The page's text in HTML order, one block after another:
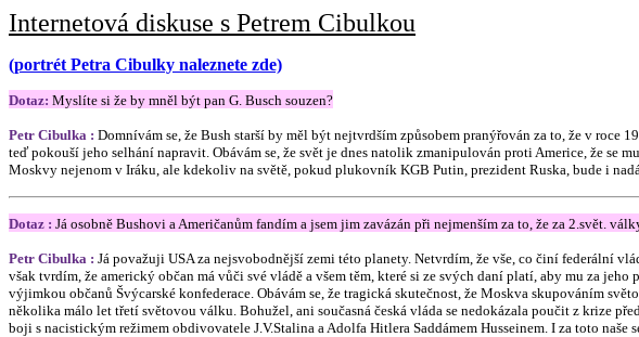
Internetová diskuse s Petrem Cibulkou
(portrét Petra Cibulky naleznete zde)
Dotaz: Myslíte si že by mněl být pan G. Busch souzen?
Petr Cibulka : Domnívám se, že Bush starší by měl být nejtvrdším způsobem pranýřován za to, že v roce
teď pokouší jeho selhání napravit. Obávám se, že svět je dnes natolik zmanipulován proti Americe, že se
Moskvy nejenom v Iráku, ale kdekoliv na světě, pokud plukovník KGB Putin, prezident Ruska, bude i
Dotaz : Já osobně Bushovi a Američanům fandím a jsem jim zavázán při nejmenším za to, že za 2.svět.
Petr Cibulka : Já považuji USA za nejsvobodnější zemi této planety. Netvrdím, že vše, co činí federální
však tvrdím, že americký občan má vůči své vládě a všem těm, které si ze svých daní platí, aby mu za
výjimkou občanů Švýcarské konfederace. Obávám se, že tragická skutečnost, že Moskva skupováním
několika málo let třetí světovou válku. Bohužel, ani současná česká vláda se nedokázala poučit z krize
boji s nacistickým režimem obdivovatele J.V.Stalina a Adolfa Hitlera Saddámem Husseinem. I za toto naše